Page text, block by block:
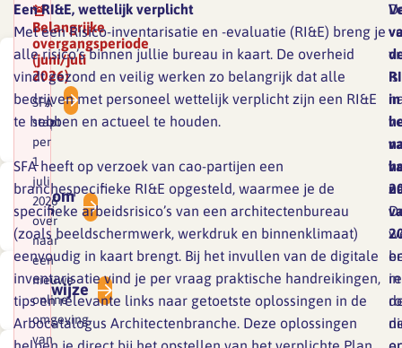
Wat
is
een
RI&E?
Waarom
RI&E?
Werkwijze
🚨
Belangrijke
overgangsperiode
(juni/juli
2026)
SFA
stapt
per
1
juli
2026
over
naar
een
nieuwe
online
omgeving
van
Een RI&E, wettelijk verplicht
Met een Risico-inventarisatie en -evaluatie (RI&E) breng je
alle risico’s binnen jullie bureau in kaart. De overheid
vindt gezond en veilig werken zo belangrijk dat alle
bedrijven met personeel wettelijk verplicht zijn een RI&E
te hebben en actueel te houden.
SFA heeft op verzoek van cao-partijen een
branchespecifieke RI&E opgesteld, waarmee je de
specifieke arbeidsrisico’s van een architectenbureau
(zoals beeldschermwerk, werkdruk en binnenklimaat)
eenvoudig in kaart brengt. Bij het invullen van de digitale
inventarisatie vind je per vraag praktische handreikingen,
tips en relevante links naar getoetste oplossingen in de
Arbocatalogus Architectenbranche. Deze oplossingen
in
is
in